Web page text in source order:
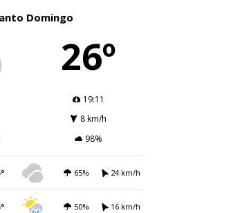
Domingo
26º
19:11
8 km/h
98%
65% 24 km/h
50% 16 km/h